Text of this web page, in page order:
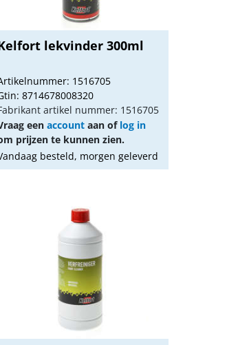
lekvinder 300ml
1516705
8714678008320
artikel nummer: 1516705
eenaccount aan of log in
prijzen te kunnen zien.
besteld, morgen geleverd